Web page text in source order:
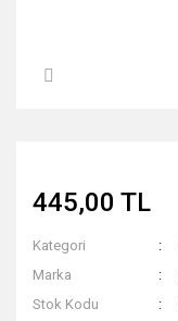
445,00 TL
Kategori
Marka
Stok Kodu